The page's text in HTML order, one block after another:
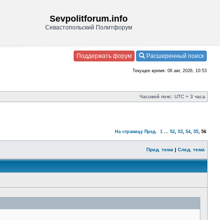
Sevpolitforum.info
Севастопольский Политфорум
Поддержать форум Расширенный поиск
Текущее время: 06 авг, 2026, 10:53
Часовой пояс: UTC + 3 часа
На страницу Пред. 1 ... 52, 53, 54, 55, 56
Пред. тема | След. тема